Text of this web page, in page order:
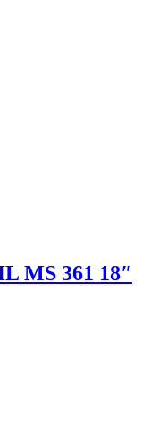
361 18″